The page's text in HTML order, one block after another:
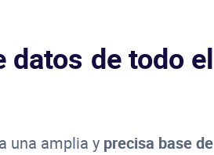
de todo el
una amplia y precisa base de